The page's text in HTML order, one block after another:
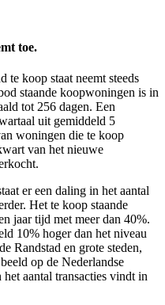
toe.
te koop staat neemt steeds
staande koopwoningen is in
tot 256 dagen. Een
uit gemiddeld 5
woningen die te koop
van het nieuwe
er een daling in het aantal
Het te koop staande
jaar tijd met meer dan 40%.
10% hoger dan het niveau
Randstad en grote steden,
op de Nederlandse
aantal transacties vindt in